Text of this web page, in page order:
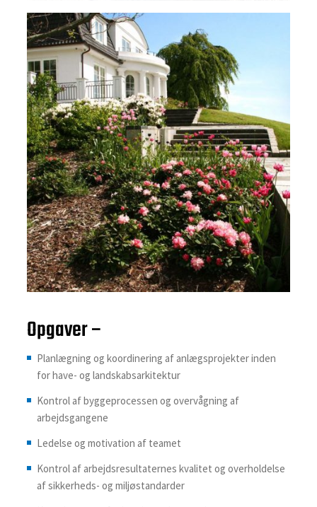
Opgaver –
Planlægning og koordinering af anlægsprojekter inden
for have- og landskabsarkitektur
Kontrol af byggeprocessen og overvågning af
arbejdsgangene
Ledelse og motivation af teamet
Kontrol af arbejdsresultaternes kvalitet og overholdelse
af sikkerheds- og miljøstandarder